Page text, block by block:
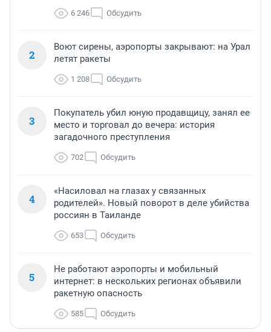
6 246 Обсудить
2
Воют сирены, аэропорты закрывают: на Урал
летят ракеты
1 208 Обсудить
3
Покупатель убил юную продавщицу, занял ее
место и торговал до вечера: история
загадочного преступления
702 Обсудить
4
«Насиловал на глазах у связанных
родителей». Новый поворот в деле убийства
россиян в Таиланде
653 Обсудить
5
Не работают аэропорты и мобильный
интернет: в нескольких регионах объявили
ракетную опасность
585 Обсудить